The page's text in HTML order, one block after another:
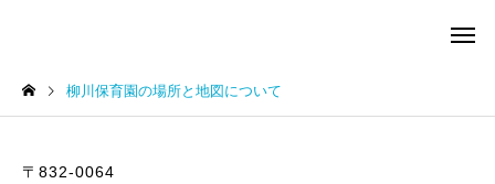
柳川保育園の場所と地図について
〒832-0064